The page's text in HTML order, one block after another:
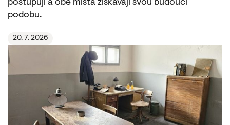
postupují a obě místa získávají svou budoucí
podobu.
20. 7. 2026